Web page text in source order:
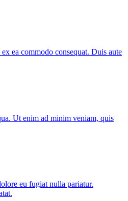
ea commodo consequat. Duis aute
Ut enim ad minim veniam, quis
eu fugiat nulla pariatur.